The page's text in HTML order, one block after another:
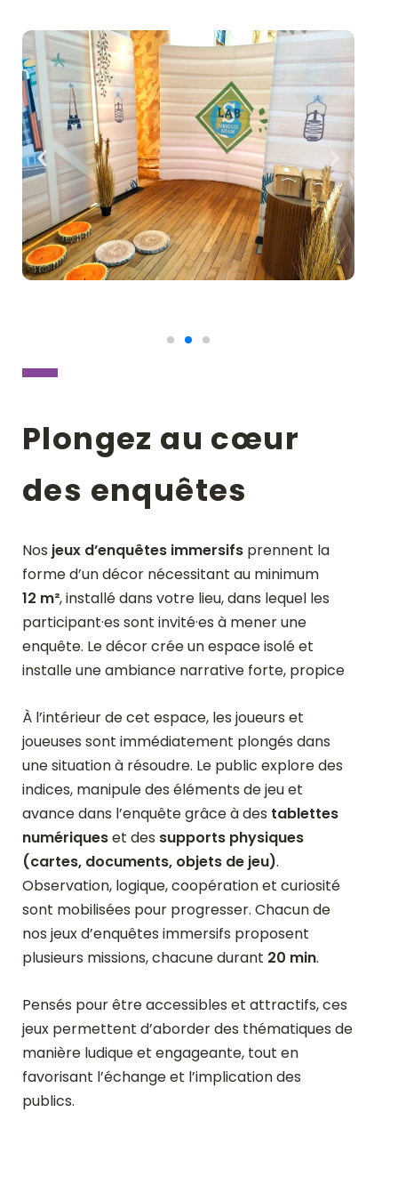
Plongez au cœur
des enquêtes
Nos jeux d’enquêtes immersifs prennent la
forme d’un décor nécessitant au minimum
12 m², installé dans votre lieu, dans lequel les
participant·es sont invité·es à mener une
enquête. Le décor crée un espace isolé et
installe une ambiance narrative forte, propice
À l’intérieur de cet espace, les joueurs et
joueuses sont immédiatement plongés dans
une situation à résoudre. Le public explore des
indices, manipule des éléments de jeu et
avance dans l’enquête grâce à des tablettes
numériqueset des supports physiques
(cartes, documents, objets de jeu).
Observation, logique, coopération et curiosité
sont mobilisées pour progresser. Chacun de
nos jeux d’enquêtes immersifs proposent
plusieurs missions, chacune durant 20 min.
Pensés pour être accessibles et attractifs, ces
jeux permettent d’aborder des thématiques de
manière ludique et engageante, tout en
favorisant l’échange et l’implication des
publics.